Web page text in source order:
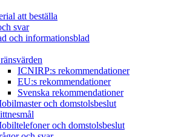
att beställa
svar
och informationsblad
ICNIRP:s rekommendationer
EU:s rekommendationer
Svenska rekommendationer
och domstolsbeslut
och domstolsbeslut